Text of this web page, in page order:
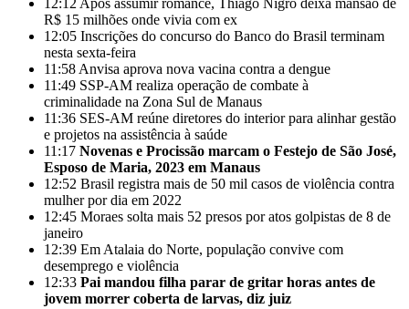
12:12 Após assumir romance, Thiago Nigro deixa mansão de
R$ 15 milhões onde vivia com ex
12:05 Inscrições do concurso do Banco do Brasil terminam
nesta sexta-feira
11:58 Anvisa aprova nova vacina contra a dengue
11:49 SSP-AM realiza operação de combate à
criminalidade na Zona Sul de Manaus
11:36 SES-AM reúne diretores do interior para alinhar gestão
e projetos na assistência à saúde
11:17 Novenas e Procissão marcam o Festejo de São José,
Esposo de Maria, 2023 em Manaus
12:52 Brasil registra mais de 50 mil casos de violência contra
mulher por dia em 2022
12:45 Moraes solta mais 52 presos por atos golpistas de 8 de
janeiro
12:39 Em Atalaia do Norte, população convive com
desemprego e violência
12:33 Pai mandou filha parar de gritar horas antes de
jovem morrer coberta de larvas, diz juiz